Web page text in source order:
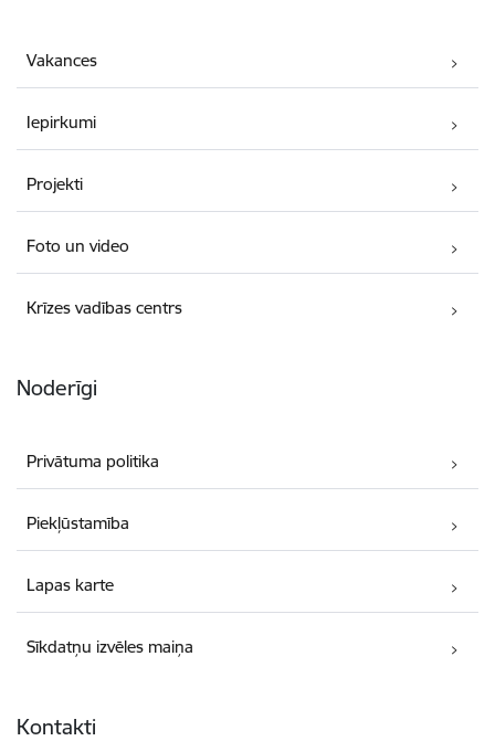
Vakances
Iepirkumi
Projekti
Foto un video
Krīzes vadības centrs
Noderīgi
Privātuma politika
Piekļūstamība
Lapas karte
Sīkdatņu izvēles maiņa
Kontakti